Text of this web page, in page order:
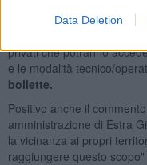
Data Deletion
prossimo incontroda
privati che potranno
e le modalità tecnico/
bollette.
Positivo anche il
amministrazione di Estra
la vicinanza ai propri
raggiungere questo scopo"